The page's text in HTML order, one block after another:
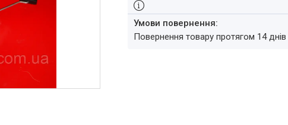
повернення товару протягом 14 днів